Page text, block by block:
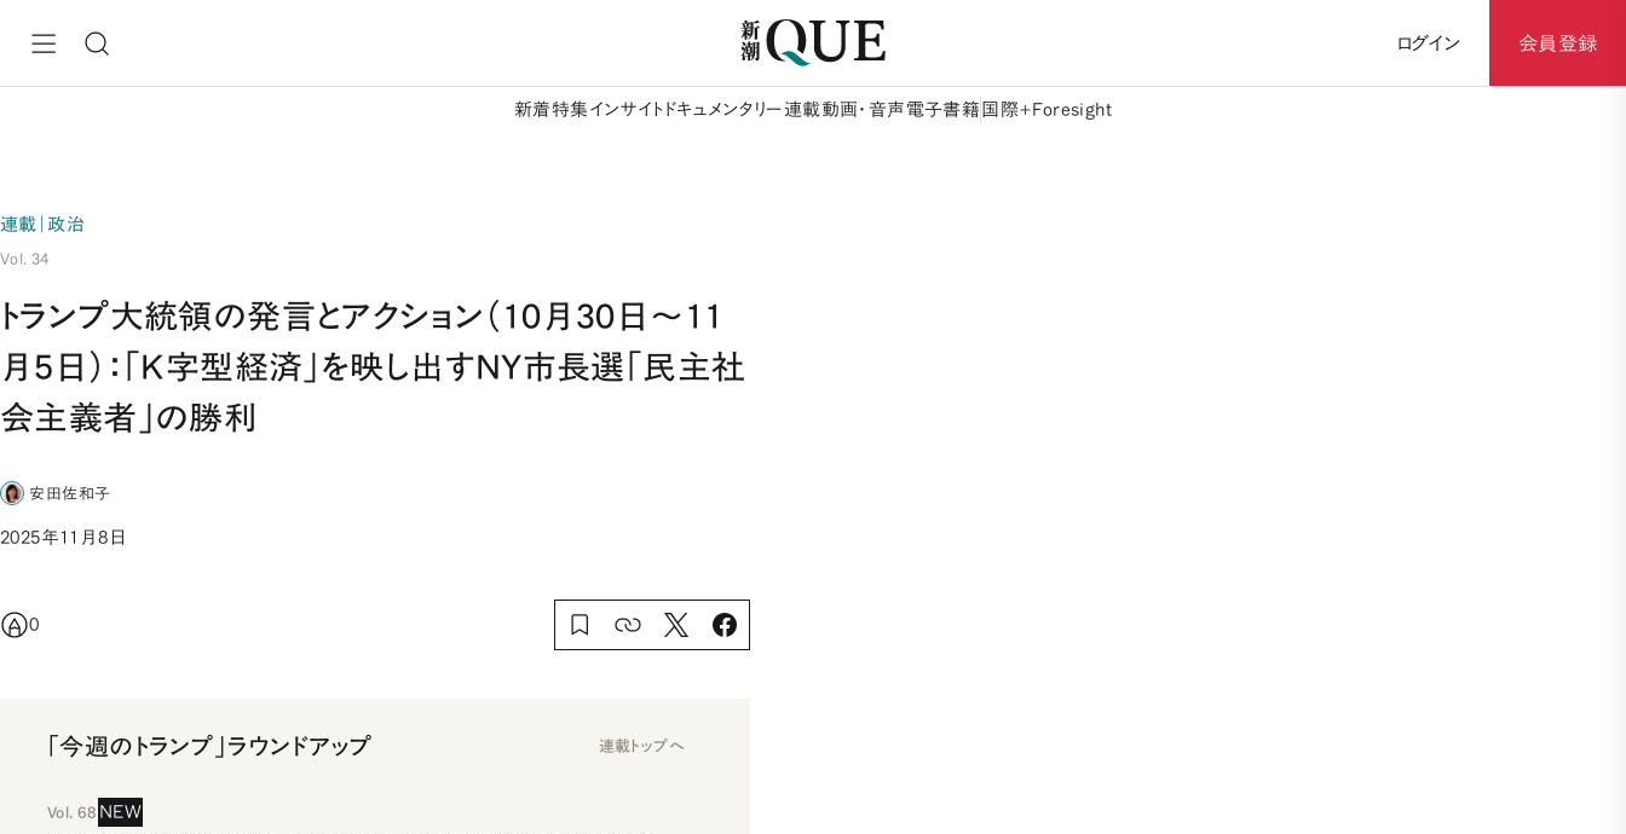
ログイン 会員登録
新着特集 インサイト ドキュメンタリー 連載動画・音声 電子書籍 国際+Foresight
連載｜政治
Vol. 34
トランプ大統領の発言とアクション（10月30日～11
月5日）：「K字型経済」を映し出すNY市長選「民主社
会主義者」の勝利
安田佐和子
2025年11月8日
0
「今週のトランプ」ラウンドアップ 連載トップへ
Vol. 68 NEW